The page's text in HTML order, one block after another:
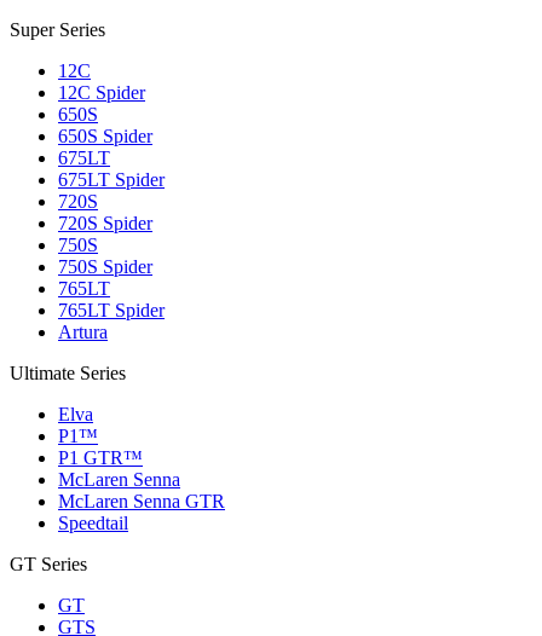
Super Series
12C
12C Spider
650S
650S Spider
675LT
675LT Spider
720S
720S Spider
750S
750S Spider
765LT
765LT Spider
Artura
Ultimate Series
Elva
P1™
P1 GTR™
McLaren Senna
McLaren Senna GTR
Speedtail
GT Series
GT
GTS